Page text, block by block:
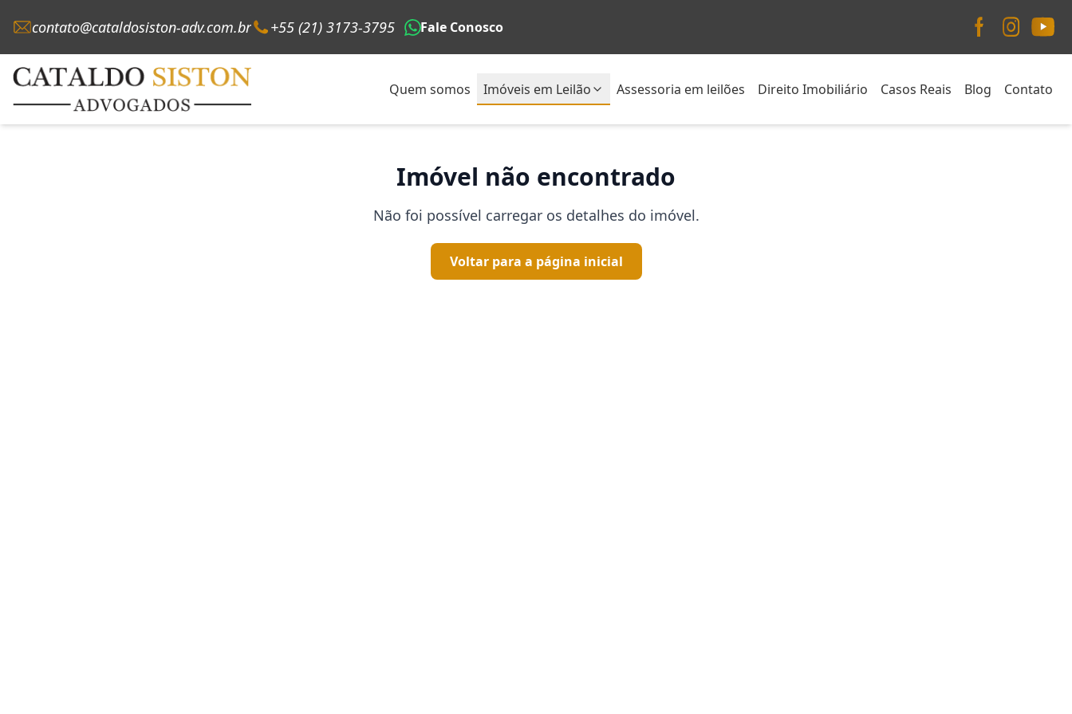
contato@cataldosiston-adv.com.br +55 (21) 3173-3795 Fale Conosco
Quem somos Imóveis em Leilão Assessoria em leilões Direito Imobiliário Casos Reais Blog Contato
Imóvel não encontrado
Não foi possível carregar os detalhes do imóvel.
Voltar para a página inicial